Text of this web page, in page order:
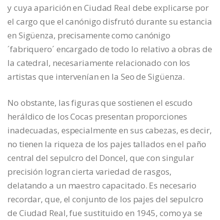
y cuya aparición en Ciudad Real debe explicarse por
el cargo que el canónigo disfrutó durante su estancia
en Sigüenza, precisamente como canónigo
´fabriquero´ encargado de todo lo relativo a obras de
la catedral, necesariamente relacionado con los
artistas que intervenían en la Seo de Sigüenza.
No obstante, las figuras que sostienen el escudo
heráldico de los Cocas presentan proporciones
inadecuadas, especialmente en sus cabezas, es decir,
no tienen la riqueza de los pajes tallados en el paño
central del sepulcro del Doncel, que con singular
precisión logran cierta variedad de rasgos,
delatando a un maestro capacitado. Es necesario
recordar, que, el conjunto de los pajes del sepulcro
de Ciudad Real, fue sustituido en 1945, como ya se